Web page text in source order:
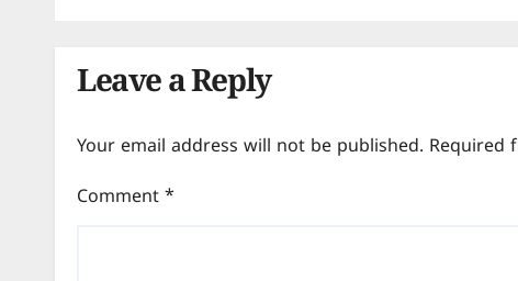
Leave a Reply
Your email address will not be published. Required
Comment *